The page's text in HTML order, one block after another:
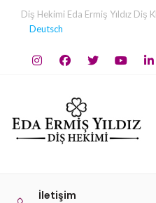
Diş Hekimi Eda Ermiş Yıldız
Deutsch
İletişim